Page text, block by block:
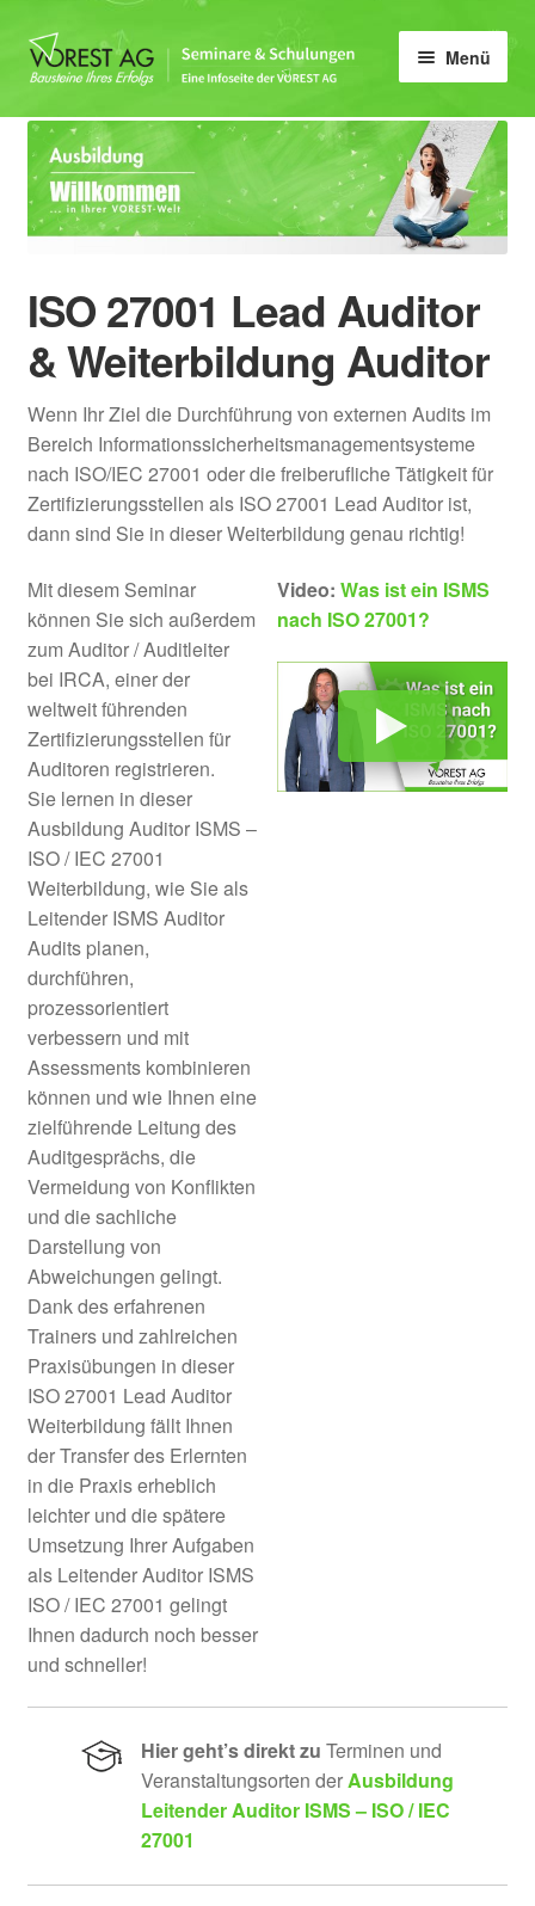
Zur
Navigation
Zum
Inhalt
Menü
Home
Qualität
öffnen
Umwelt & Energie
Arbeitsschutzmanagement
öffnen
QS
IT
öffnen
Betrieblicher
Datenschutzbeauftragter
Basiswissen ISO/IEC 27001
Interner Auditor ISO/IEC 27001
ISMS Beauftragter ISO/IEC 27001
Auditor/Leitender Auditor
ISO/IEC 27001
Prozesse & KVP
HACCP
LEAN & 6 Sigma
ISO 27001 Lead Auditor
& Weiterbildung Auditor
Wenn Ihr Ziel die Durchführung von externen Audits im
Bereich Informationssicherheitsmanagementsysteme
nach ISO/IEC 27001 oder die freiberufliche Tätigkeit für
Zertifizierungsstellen als ISO 27001 Lead Auditor ist,
dann sind Sie in dieser Weiterbildung genau richtig!
Mit diesem Seminar
können Sie sich außerdem
zum Auditor / Auditleiter
bei IRCA, einer der
weltweit führenden
Zertifizierungsstellen für
Auditoren registrieren.
Sie lernen in dieser
Ausbildung Auditor ISMS –
ISO / IEC 27001
Weiterbildung, wie Sie als
Leitender ISMS Auditor
Audits planen,
durchführen,
prozessorientiert
verbessern und mit
Assessments kombinieren
können und wie Ihnen eine
zielführende Leitung des
Auditgesprächs, die
Vermeidung von Konflikten
und die sachliche
Darstellung von
Abweichungen gelingt.
Dank des erfahrenen
Trainers und zahlreichen
Praxisübungen in dieser
ISO 27001 Lead Auditor
Weiterbildung fällt Ihnen
der Transfer des Erlernten
in die Praxis erheblich
leichter und die spätere
Umsetzung Ihrer Aufgaben
als Leitender Auditor ISMS
ISO / IEC 27001 gelingt
Ihnen dadurch noch besser
Video: Was ist ein ISMS
nach ISO 27001?
Hier geht’s direkt zu Terminen und
Veranstaltungsorten der Ausbildung
Leitender Auditor ISMS – ISO / IEC
27001